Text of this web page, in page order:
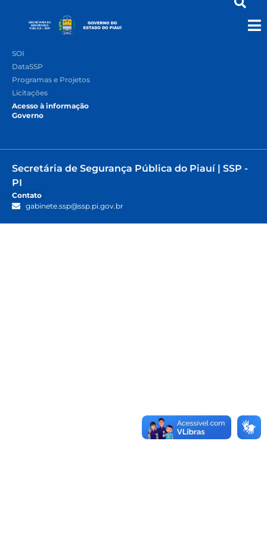
Acesso rápido
SOI
DataSSP
Programas e Projetos
Licitações
Acesso à informação
Governo
Secretária de Segurança Pública do Piauí | SSP -
PI
Contato
gabinete.ssp@ssp.pi.gov.br